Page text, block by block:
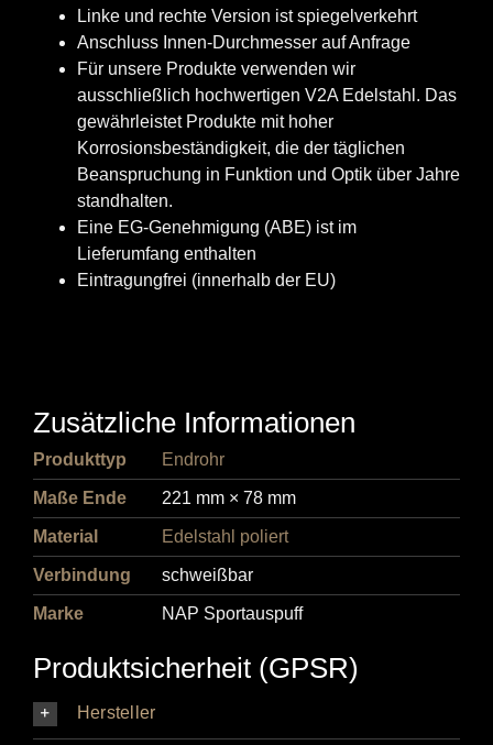
Linke und rechte Version ist spiegelverkehrt
Anschluss Innen-Durchmesser auf Anfrage
Für unsere Produkte verwenden wir
ausschließlich hochwertigen V2A Edelstahl. Das
gewährleistet Produkte mit hoher
Korrosionsbeständigkeit, die der täglichen
Beanspruchung in Funktion und Optik über Jahre
standhalten.
Eine EG-Genehmigung (ABE) ist im
Lieferumfang enthalten
Eintragungfrei (innerhalb der EU)
Zusätzliche Informationen
Produkttyp Endrohr
Maße Ende 221 mm × 78 mm
Material Edelstahl poliert
Verbindung schweißbar
Marke NAP Sportauspuff
Produktsicherheit (GPSR)
Hersteller